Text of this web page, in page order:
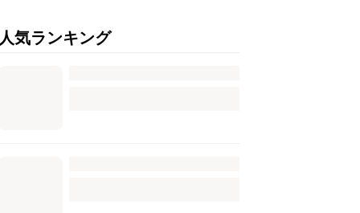
人気ランキング